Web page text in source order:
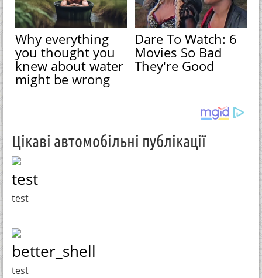
Why everything
you thought you
knew about water
might be wrong
Dare To Watch: 6
Movies So Bad
They're Good
Цікаві автомобільні публікації
test
test
better_shell
test